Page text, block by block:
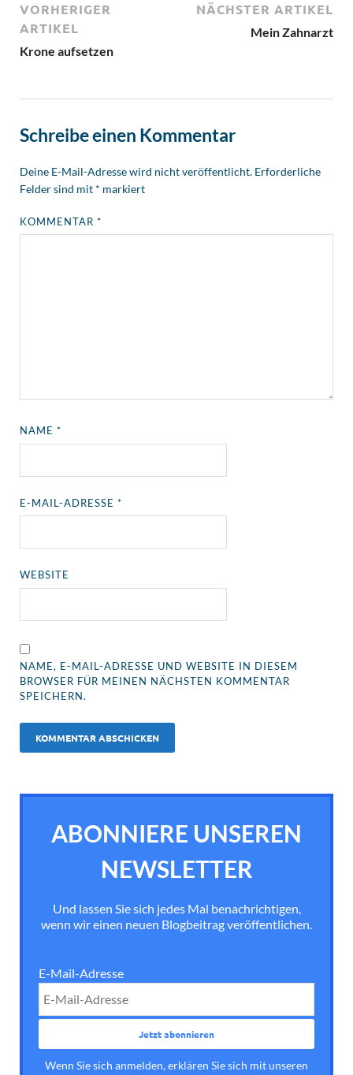
VORHERIGER
ARTIKEL
Krone aufsetzen
NÄCHSTER ARTIKEL
Mein Zahnarzt
Schreibe einen Kommentar
Deine E-Mail-Adresse wird nicht veröffentlicht. Erforderliche
Felder sind mit * markiert
KOMMENTAR*
NAME*
E-MAIL-ADRESSE*
WEBSITE
NAME, E-MAIL-ADRESSE UND WEBSITE IN DIESEM
BROWSER FÜR MEINEN NÄCHSTEN KOMMENTAR
SPEICHERN.
ABONNIERE UNSEREN
NEWSLETTER
Und lassen Sie sich jedes Mal benachrichtigen,
wenn wir einen neuen Blogbeitrag veröffentlichen.
E-Mail-Adresse
Wenn Sie sich anmelden, erklären Sie sich mit unseren